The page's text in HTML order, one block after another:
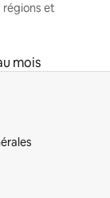
régions et
mois